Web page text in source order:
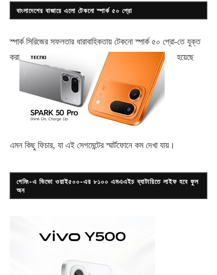
বাংলাদেশের বাজারে এলো টেকনো স্পার্ক ৫০ প্রো
স্পার্ক সিরিজের সফলতার ধারাবাহিকতায় টেকনোস্পার্ক ৫০ প্রো-তে যুক্ত
করা
হয়েছে
এমন কিছু ফিচার, যা এই সেগমেন্টের স্মার্টফোনে কম দেখা যায়।
গেমিং-এ ভিভো ওয়াই৫০০-এর ৮১০০ এমএএইচ ব্যাটারিতে লাইফ হবে ফুল
অন